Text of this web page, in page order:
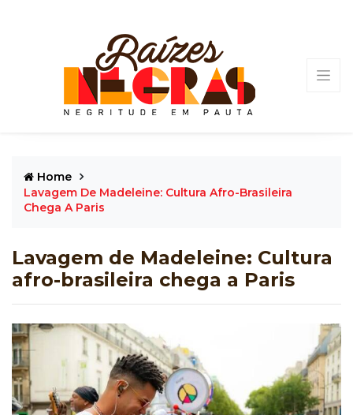
Home
Lavagem De Madeleine: Cultura Afro-Brasileira
Chega A Paris
Lavagem de Madeleine: Cultura
afro-brasileira chega a Paris